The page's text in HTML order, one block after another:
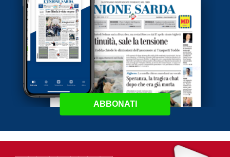
ABBONATI